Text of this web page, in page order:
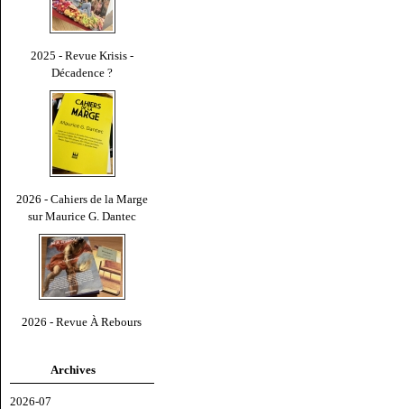
2025 - Revue Krisis -
Décadence ?
2026 - Cahiers de la Marge
sur Maurice G. Dantec
2026 - Revue À Rebours
Archives
2026-07